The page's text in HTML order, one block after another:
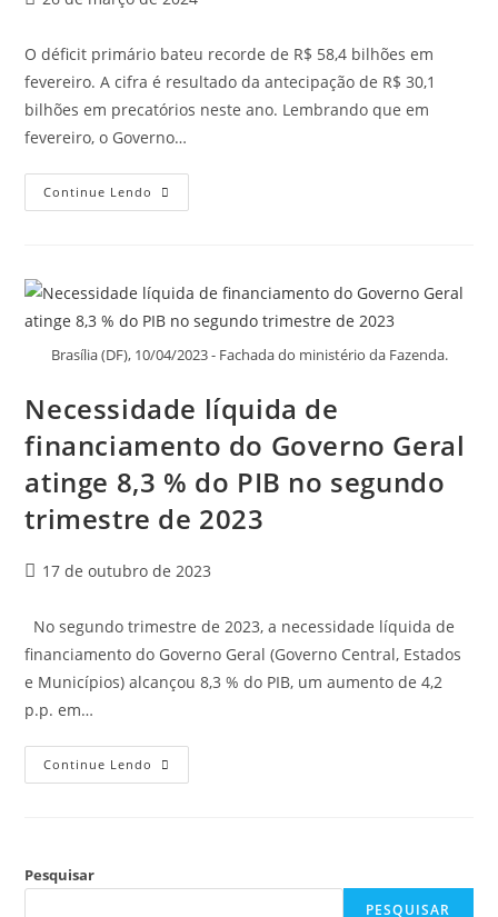
O déficit primário bateu recorde de R$ 58,4 bilhões em
fevereiro. A cifra é resultado da antecipação de R$ 30,1
bilhões em precatórios neste ano. Lembrando que em
fevereiro, o Governo…
Continue Lendo
Brasília (DF), 10/04/2023 - Fachada do ministério da Fazenda.
Necessidade líquida de
financiamento do Governo Geral
atinge 8,3 % do PIB no segundo
trimestre de 2023
17 de outubro de 2023
No segundo trimestre de 2023, a necessidade líquida de
financiamento do Governo Geral (Governo Central, Estados
e Municípios) alcançou 8,3 % do PIB, um aumento de 4,2
p.p. em…
Continue Lendo
Pesquisar
PESQUISAR